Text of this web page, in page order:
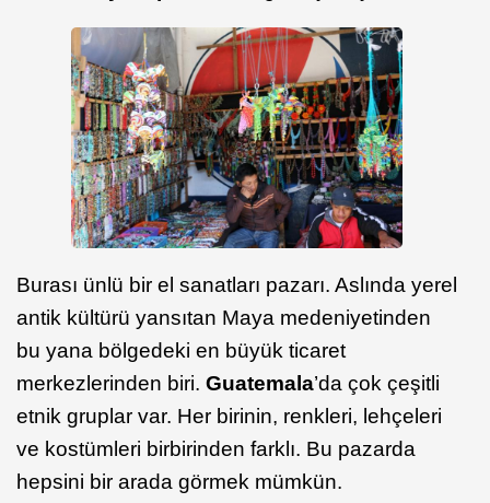
Burası ünlü bir el sanatları pazarı. Aslında yerel
antik kültürü yansıtan Maya medeniyetinden
bu yana bölgedeki en büyük ticaret
merkezlerinden biri. Guatemala’da çok çeşitli
etnik gruplar var. Her birinin, renkleri, lehçeleri
ve kostümleri birbirinden farklı. Bu pazarda
hepsini bir arada görmek mümkün.